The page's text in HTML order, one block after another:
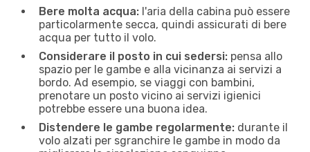
Bere molta acqua: l'aria della cabina può essere
particolarmente secca, quindi assicurati di bere
acqua per tutto il volo.
Considerare il posto in cui sedersi: pensa allo
spazio per le gambe e alla vicinanza ai servizi a
bordo. Ad esempio, se viaggi con bambini,
prenotare un posto vicino ai servizi igienici
potrebbe essere una buona idea.
Distendere le gambe regolarmente: durante il
volo alzati per sgranchire le gambe in modo da